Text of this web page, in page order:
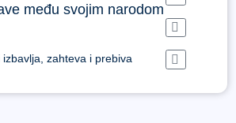
među svojim narodom
zahteva i prebiva